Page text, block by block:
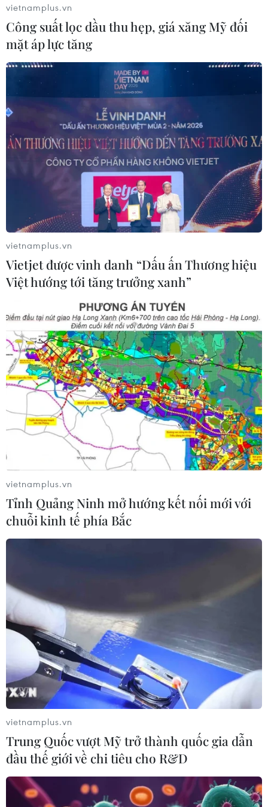
vietnamplus.vn
Công suất lọc dầu thu hẹp, giá xăng Mỹ đối
mặt áp lực tăng
vietnamplus.vn
Vietjet được vinh danh “Dấu ấn Thương hiệu
Việt hướng tới tăng trưởng xanh”
vietnamplus.vn
Tỉnh Quảng Ninh mở hướng kết nối mới với
chuỗi kinh tế phía Bắc
vietnamplus.vn
Trung Quốc vượt Mỹ trở thành quốc gia dẫn
đầu thế giới về chi tiêu cho R&D